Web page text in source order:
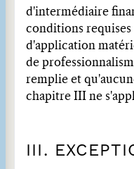
d'intermédiaire
conditions
d'application
de
remplie et
chapitre III ne
III.